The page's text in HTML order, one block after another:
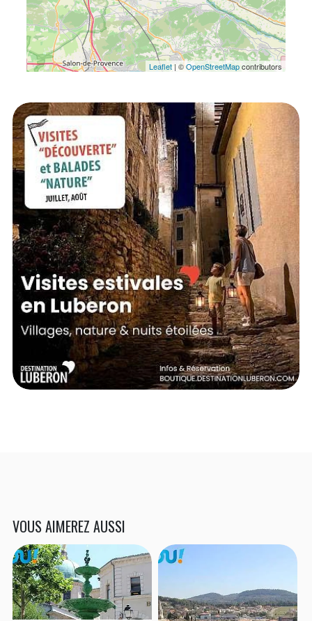
Leaflet | ©OpenStreetMapcontributors
VOUS AIMEREZ AUSSI